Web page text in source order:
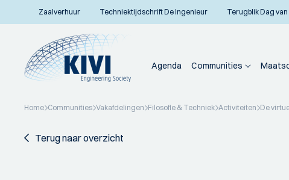
Zaalverhuur Techniektijdschrift De Ingenieur Terugblik Dag
Agenda Communities
Home Communities Vakafdelingen Filosofie & Techniek Activiteiten De
Terug naar overzicht